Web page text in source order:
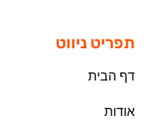
תפריט ניווט
דף הבית
אודות